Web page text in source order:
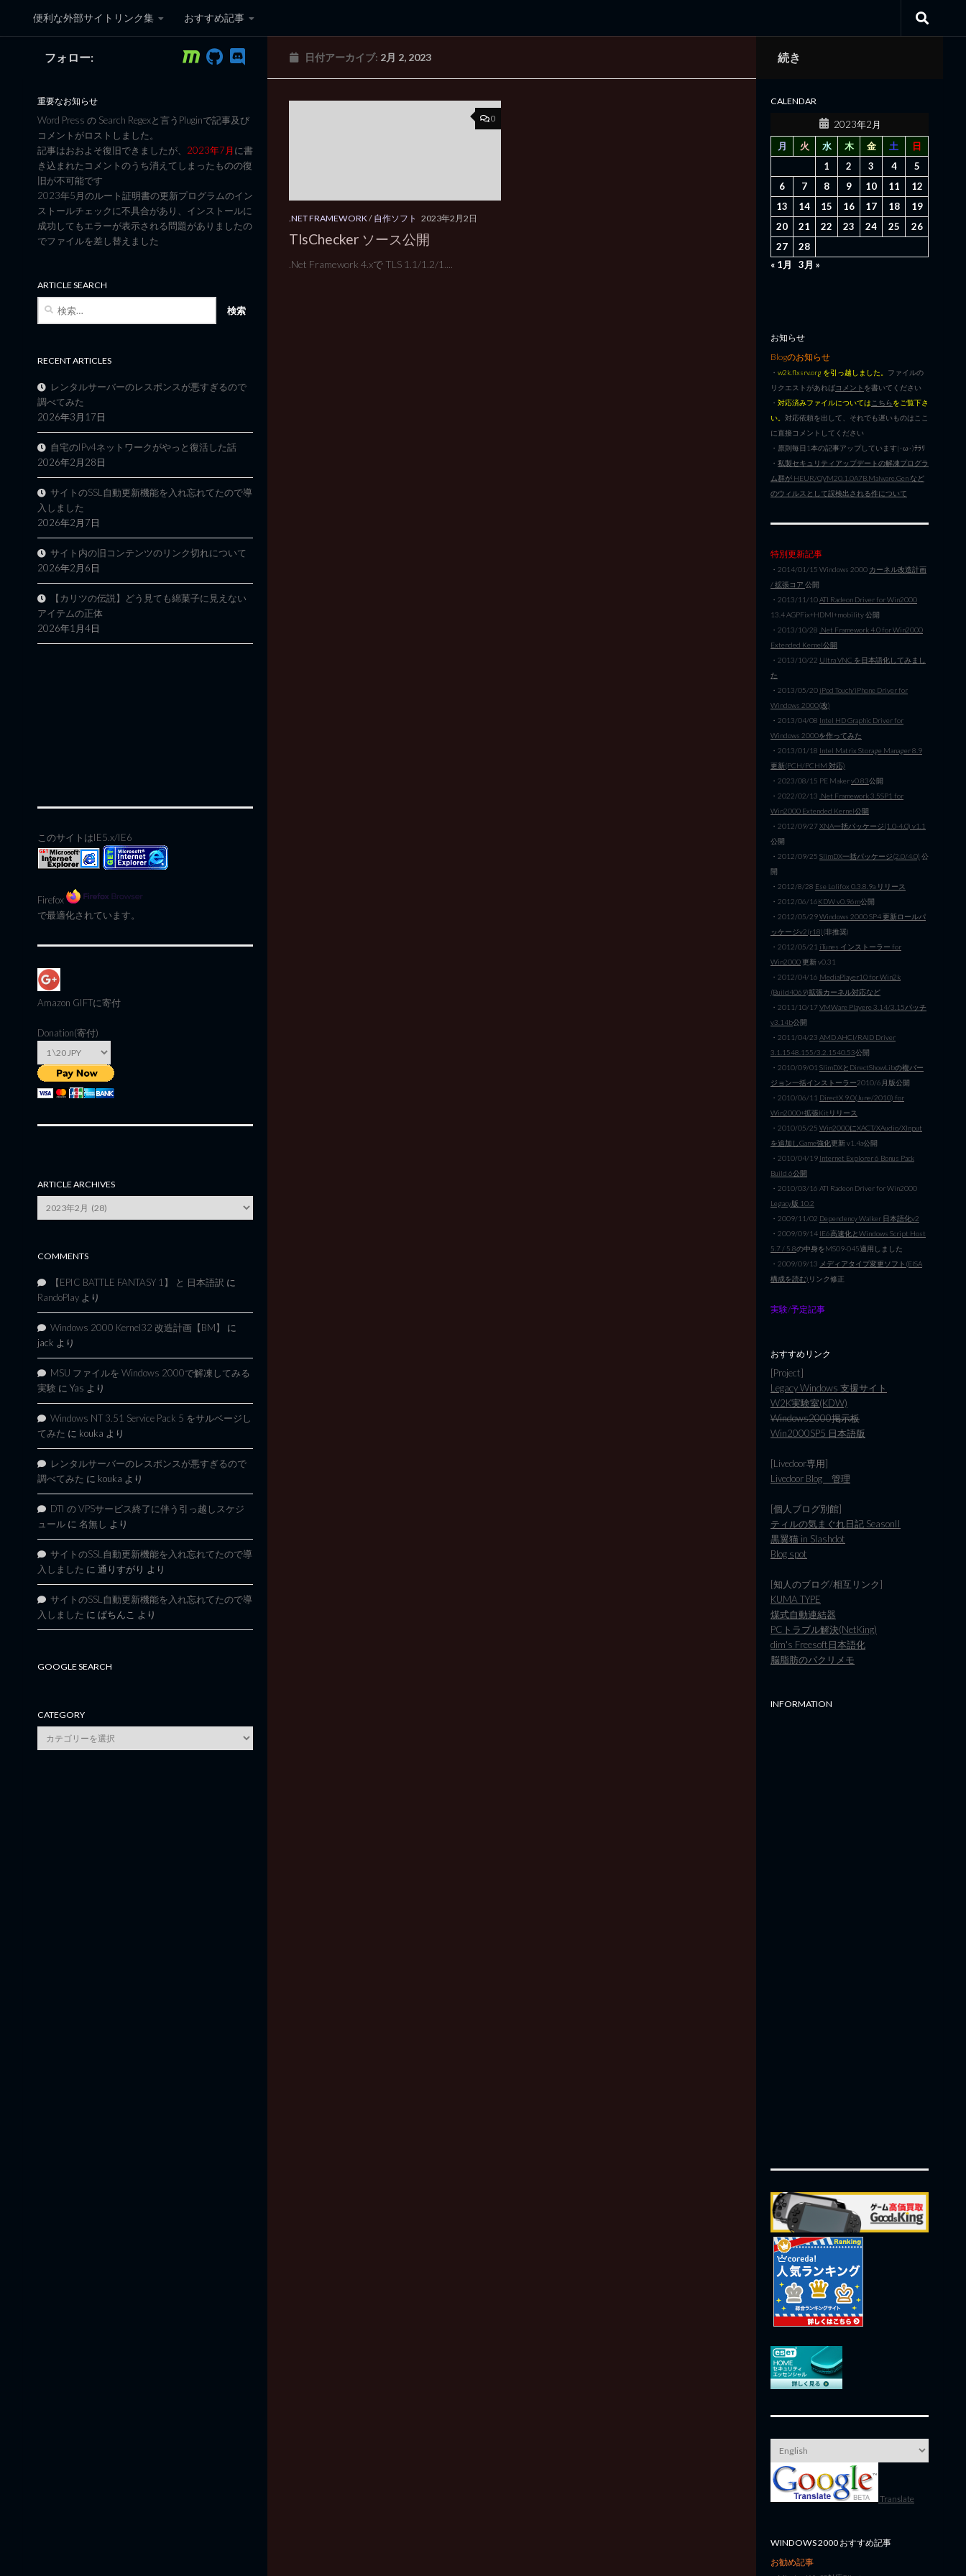
コンテンツへスキップ
便利な外部サイトリンク集 おすすめ記事
黒翼猫のコンピュータ日記 3rd Edition
日付アーカイブ: 2月 2, 2023
0
.NET FRAMEWORK/ 自作ソフト 2023年2月2日
TlsChecker ソース公開
.Net Framework 4.xで TLS 1.1/1.2/1....
フォロー:
重要なお知らせ
Word Press の Search Regexと言うPluginで記事及び
コメントがロストしました。
記事はおおよそ復旧できましたが、 2023年7月に書
き込まれたコメントのうち消えてしまったものの復
旧が不可能です
2023年5月のルート証明書の更新プログラムのイン
ストールチェックに不具合があり、インストールに
成功してもエラーが表示される問題がありましたの
でファイルを差し替えました
ARTICLE SEARCH
RECENT ARTICLES
レンタルサーバーのレスポンスが悪すぎるので
調べてみた
2026年3月17日
自宅のIPv4ネットワークがやっと復活した話
2026年2月28日
サイトのSSL自動更新機能を入れ忘れてたので導
入しました
2026年2月7日
サイト内の旧コンテンツのリンク切れについて
2026年2月6日
【カリツの伝説】どう見ても綿菓子に見えない
アイテムの正体
2026年1月4日
このサイトはIE5.x/IE6
Firefox
で最適化されています。
Amazon GIFTに寄付
Donation(寄付)
ARTICLE ARCHIVES
Archives
COMMENTS
【EPIC BATTLE FANTASY 1】 と 日本語訳 に
RandoPlay より
Windows 2000 Kernel32 改造計画【BM】
に
jack より
MSU ファイルを Windows 2000で解凍してみる
実験 に Yas より
Windows NT 3.51 Service Pack 5 をサルベージし
てみた に kouka より
レンタルサーバーのレスポンスが悪すぎるので
調べてみた に kouka より
DTI の VPSサービス終了に伴う引っ越しスケジ
ュール に 名無し より
サイトのSSL自動更新機能を入れ忘れてたので導
入しました に 通りすがり より
サイトのSSL自動更新機能を入れ忘れてたので導
入しました に ぱちんこ より
GOOGLE SEARCH
CATEGORY
category
続き
CALENDAR
2023年2月
月
火 水 木 金 土
日
1
2 3 4
5
6
7 8 9 10 11
12
13
14 15 16 17 18
19
20
21 22 23 24 25
26
27
28
« 1月
3月 »
お知らせ
Blogのお知らせ
・ w2k.flxsrv.org を引っ越しました。 ファイルの
リクエストがあればコメント を書いてください
・ 対応済みファイルについては こちらをご覧下さ
い。 対応依頼を出して、それでも遅いものはここ
に直接コメントしてください
・原則毎日1本の記事アップしています|･ω･)ﾁﾗﾘ
・ 私製セキュリティアップデートの解凍プログラ
ム群が HEUR/QVM20.1.0A7B.Malware.Gen など
のウィルスとして誤検出される件について
特別更新記事
・2014/01/15 Windows 2000 カーネル改造計画
/ 拡張コア 公開
・2013/11/10ATI Radeon Driver for Win2000
13.4 AGPFix+HDMI+mobility 公開
・2013/10/28 .Net Framework 4.0 for Win2000
Extended Kernel公開
・2013/10/22 Ultra VNC を日本語化してみまし
た
・2013/05/20 iPod Touch/iPhone Driver for
Windows 2000(改)
・2013/04/08 Intel HD Graphic Driver for
Windows 2000を作ってみた
・2013/01/18 Intel Matrix Storage Manager 8.9
更新(PCH/PCHM 対応)
・2023/08/15 PE Makerv0.83公開
・2022/02/13 .Net Framework 3.5SP1 for
Win2000 Extended Kernel公開
・2012/09/27XNA一括パッケージ(1.0-4.0) v1.1
公開
・2012/09/25 SlimDX一括パッケージ(2.0/4.0) 公
開
・2012/8/28 Ese Lolifox 0.3.8.9a リリース
・2012/06/16KDW v0.96m公開
・2012/05/29Windows 2000 SP4 更新ロールパ
ッケージv2(r18)(非推奨)
・2012/05/21 iTunes インストーラー for
Win2000更新 v0.31
・2012/04/16 MediaPlayer10 for Win2k
(Build4069)拡張カーネル対応など
・2011/10/17VMWare Playere 3.14/3.15パッチ
v3.14b公開
・2011/04/23 AMD AHCI/RAID Driver
3.1.1548.155/3.2.1540.53公開
・2010/09/01 SlimDXとDirectShowLibの複バー
ジョン一括インストーラー2010/6月版公開
・2010/06/11 DirectX 9.0(June/2010) for
Win2000+拡張Kitリリース
・2010/05/25 Win2000にXACT/XAudio/XInput
を追加しGame強化更新 v1.4a公開
・2010/04/19 Internet Explorer 6 Bonus Pack
Build 6公開
・2010/03/16 ATI Radeon Driver for Win2000
Legacy版 10.2
・2009/11/02 Dependency Walker 日本語化v2
・2009/09/14 IE6高速化とWindows Script Host
5.7 / 5.8の中身をMS09-045適用しました
・2009/09/13 メディアタイプ変更ソフト(EISA
構成を読む) リンク修正
実験/予定記事
おすすめリンク
[Project]
Legacy Windows 支援サイト
W2K実験室(KDW)
Windows2000掲示板
Win2000SP5 日本語版
[Livedoor専用]
Livedoor Blog 管理
[個人ブログ別館]
ティルの気まぐれ日記 SeasonII
黒翼猫 in Slashdot
Blog spot
[知人のブログ/相互リンク]
KUMA TYPE
煤式自動連結器
PCトラブル解決(NetKing)
dim's Freesoft日本語化
脳脂肪のパクリメモ
INFORMATION
Translate
WINDOWS 2000 おすすめ記事
お勧め記事